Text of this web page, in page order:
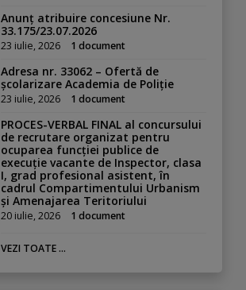
Anunț atribuire concesiune Nr.
33.175/23.07.2026
23 iulie, 2026 1 document
Adresa nr. 33062 – Ofertă de
școlarizare Academia de Poliție
23 iulie, 2026 1 document
PROCES-VERBAL FINAL al concursului
de recrutare organizat pentru
ocuparea funcției publice de
execuție vacante de Inspector, clasa
I, grad profesional asistent, în
cadrul Compartimentului Urbanism
și Amenajarea Teritoriului
20 iulie, 2026 1 document
VEZI TOATE ...